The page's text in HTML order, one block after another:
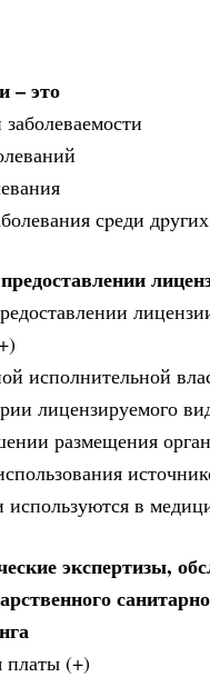
– это
сpеди
исполнительной
лицензируемого
размещения
в
экспертизы,
платы (+)